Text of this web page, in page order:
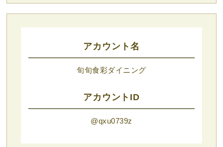
アカウント名
旬旬食彩ダイニング
アカウントID
@qxu0739z